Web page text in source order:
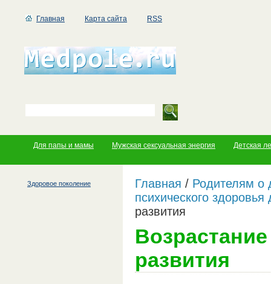
Главная Карта сайта RSS
Для папы и мамы Мужская сексуальная энергия Детская
Здоровое поколение Главная / Родителям о
психического здоровья
развития
развития